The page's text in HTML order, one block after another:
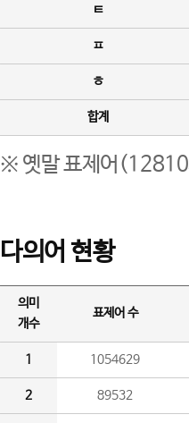
ㅌ
ㅍ
ㅎ
합계
※ 옛말 표제어(12810
다의어 현황
의미
개수
표제어 수
1 1054629
2 89532